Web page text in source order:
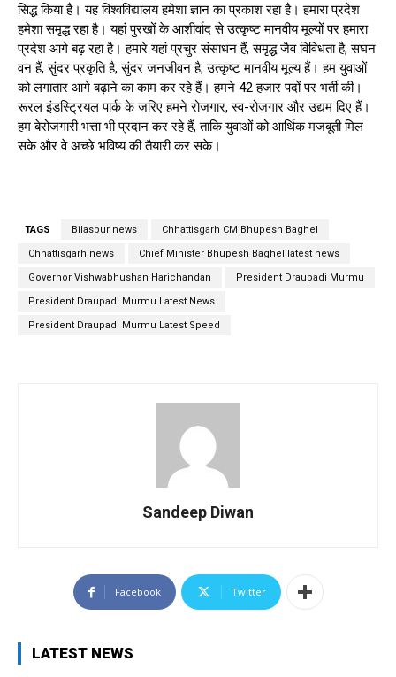
सिद्ध किया है। यह विश्वविद्यालय हमेशा ज्ञान का प्रकाश रहा है। हमारा प्रदेश
हमेशा समृद्ध रहा है। यहां पुरखों के आशीर्वाद से उत्कृष्ट मानवीय मूल्यों पर हमारा
प्रदेश आगे बढ़ रहा है। हमारे यहां प्रचुर संसाधन हैं, समृद्ध जैव विविधता है, सघन
वन हैं, सुंदर प्रकृति है, सुंदर जनजीवन है, उत्कृष्ट मानवीय मूल्य हैं। हम युवाओं
को लगातार आगे बढ़ाने का काम कर रहे हैं। हमने 42 हजार पदों पर भर्ती की।
रूरल इंडस्ट्रियल पार्क के जरिए हमने रोजगार, स्व-रोजगार और उद्यम दिए हैं।
हम बेरोजगारी भत्ता भी प्रदान कर रहे हैं, ताकि युवाओं को आर्थिक मजबूती मिल
सके और वे अच्छे भविष्य की तैयारी कर सके।
TAGS Bilaspur news Chhattisgarh CM Bhupesh Baghel
Chhattisgarh news Chief Minister Bhupesh Baghel latest news
Governor Vishwabhushan Harichandan President Draupadi Murmu
President Draupadi Murmu Latest News
President Draupadi Murmu Latest Speed
Sandeep Diwan
Facebook Twitter
LATEST NEWS